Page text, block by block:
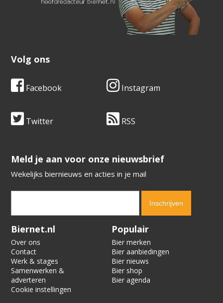
Volg ons
Facebook Instagram
Twitter RSS
​​​​​​​Meld je aan voor onze nieuwsbrief
Wekelijks biernieuws en acties in je mail
Verification code:
Biernet.nl
Over ons
Contact
Werk & stages
Samenwerken &
adverteren
Cookie instellingen
Populair
Bier merken
Bier aanbiedingen
Bier nieuws
Bier shop
Bier agenda